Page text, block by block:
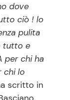
dove
ciò ! lo
pulita
tutto e
per chi ha
chi lo
scritto in